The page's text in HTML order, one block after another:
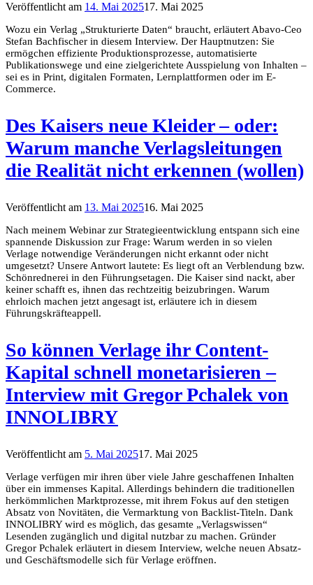
Veröffentlicht am 14. Mai 202517. Mai 2025
Wozu ein Verlag „Strukturierte Daten“ braucht, erläutert Abavo-Ceo
Stefan Bachfischer in diesem Interview. Der Hauptnutzen: Sie
ermögchen effiziente Produktionsprozesse, automatisierte
Publikationswege und eine zielgerichtete Ausspielung von Inhalten –
sei es in Print, digitalen Formaten, Lernplattformen oder im E-
Commerce.
Des Kaisers neue Kleider – oder:
Warum manche Verlagsleitungen
die Realität nicht erkennen (wollen)
Veröffentlicht am 13. Mai 202516. Mai 2025
Nach meinem Webinar zur Strategieentwicklung entspann sich eine
spannende Diskussion zur Frage: Warum werden in so vielen
Verlage notwendige Veränderungen nicht erkannt oder nicht
umgesetzt? Unsere Antwort lautete: Es liegt oft an Verblendung bzw.
Schönrednerei in den Führungsetagen. Die Kaiser sind nackt, aber
keiner schafft es, ihnen das rechtzeitig beizubringen. Warum
ehrloich machen jetzt angesagt ist, erläutere ich in diesem
Führungskräfteappell.
So können Verlage ihr Content-
Kapital schnell monetarisieren –
Interview mit Gregor Pchalek von
INNOLIBRY
Veröffentlicht am 5. Mai 202517. Mai 2025
Verlage verfügen mir ihren über viele Jahre geschaffenen Inhalten
über ein immenses Kapital. Allerdings behindern die traditionellen
herkömmlichen Marktprozesse, mit ihrem Fokus auf den stetigen
Absatz von Novitäten, die Vermarktung von Backlist-Titeln. Dank
INNOLIBRY wird es möglich, das gesamte „Verlagswissen“
Lesenden zugänglich und digital nutzbar zu machen. Gründer
Gregor Pchalek erläutert in diesem Interview, welche neuen Absatz-
und Geschäftsmodelle sich für Verlage eröffnen.